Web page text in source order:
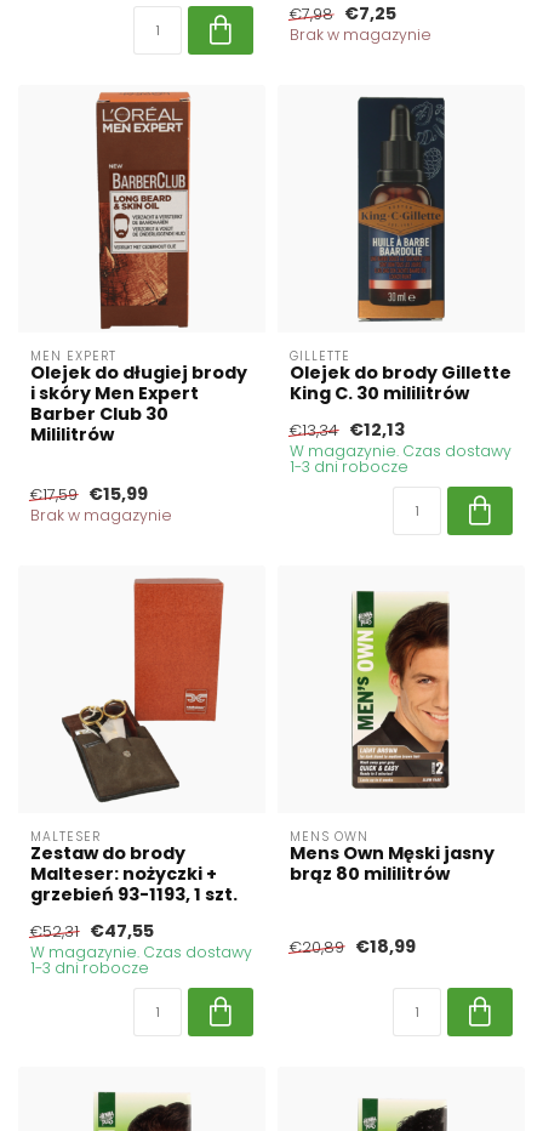
€7,98 €7,25
Brak w magazynie
MEN EXPERT
Olejek do długiej brody
i skóry Men Expert
Barber Club 30
Mililitrów
€17,59 €15,99
Brak w magazynie
GILLETTE
Olejek do brody Gillette
King C. 30 mililitrów
€13,34 €12,13
W magazynie. Czas dostawy
1-3 dni robocze
MALTESER
Zestaw do brody
Malteser: nożyczki +
grzebień 93-1193, 1 szt.
€52,31 €47,55
W magazynie. Czas dostawy
1-3 dni robocze
MENS OWN
Mens Own Męski jasny
brąz 80 mililitrów
€20,89 €18,99